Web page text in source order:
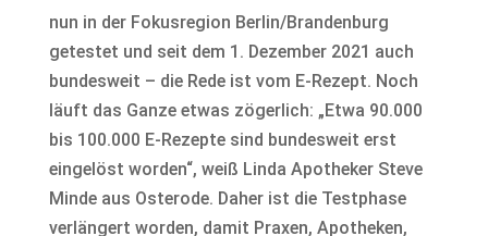
nun in der Fokusregion Berlin/Brandenburg
getestet und seit dem 1. Dezember 2021 auch
bundesweit – die Rede ist vom E-Rezept. Noch
läuft das Ganze etwas zögerlich: „Etwa 90.000
bis 100.000 E-Rezepte sind bundesweit erst
eingelöst worden“, weiß Linda Apotheker Steve
Minde aus Osterode. Daher ist die Testphase
verlängert worden, damit Praxen, Apotheken,